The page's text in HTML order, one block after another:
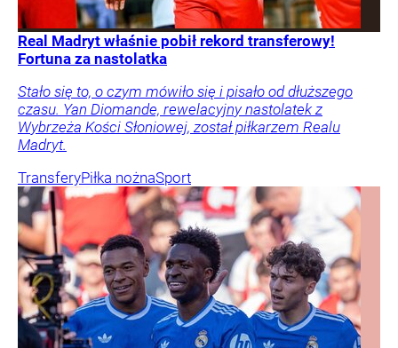
Real Madryt właśnie pobił rekord transferowy!
Fortuna za nastolatka
Stało się to, o czym mówiło się i pisało od dłuższego
czasu. Yan Diomande, rewelacyjny nastolatek z
Wybrzeża Kości Słoniowej, został piłkarzem Realu
Madryt.
TransferyPiłka nożnaSport